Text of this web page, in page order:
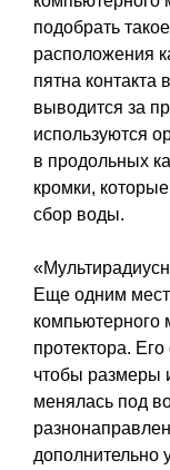
подобрать
расположения
пятна контакта
выводится за
используются
в продольных
кромки,
сбор воды.
Еще одним
компьютерного
протектора.
чтобы размеры
менялась под
дополнительно